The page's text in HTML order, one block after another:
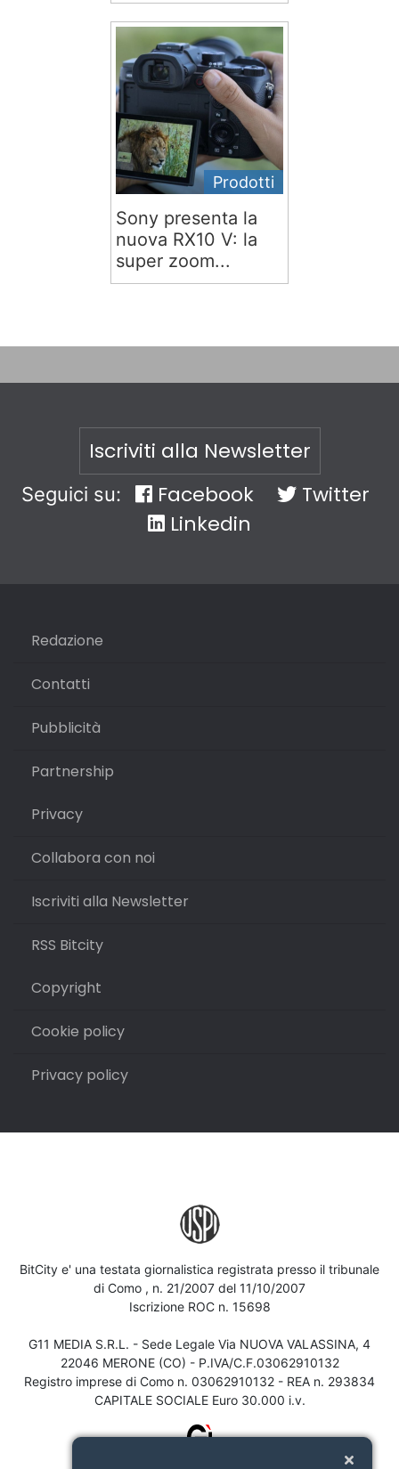
Prodotti
Sony presenta la
nuova RX10 V: la
super zoom...
Iscriviti alla Newsletter
Seguici su: Facebook
Twitter
Linkedin
Redazione
Contatti
Pubblicità
Partnership
Privacy
Collabora con noi
Iscriviti alla Newsletter
RSS Bitcity
Copyright
Cookie policy
Privacy policy
BitCity e' una testata giornalistica registrata presso il tribunale
di Como , n. 21/2007 del 11/10/2007
Iscrizione ROC n. 15698
G11 MEDIA S.R.L. - Sede Legale Via NUOVA VALASSINA, 4
22046 MERONE (CO) - P.IVA/C.F.03062910132
Registro imprese di Como n. 03062910132 - REA n. 293834
CAPITALE SOCIALE Euro 30.000 i.v.